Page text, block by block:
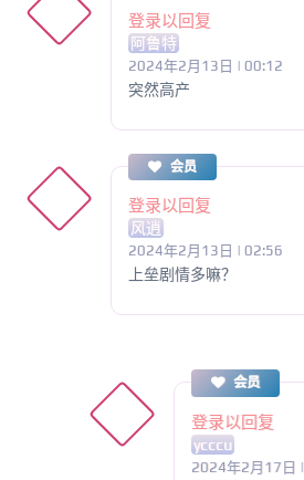
登录以回复
阿鲁特
2024年2月13日 | 00:12
突然高产
会员
登录以回复
风逍
2024年2月13日 | 02:56
上垒剧情多嘛？
会员
登录以回复
ycccu
2024年2月17日